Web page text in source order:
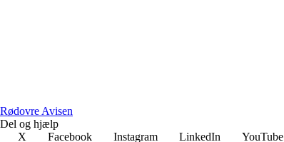
Rødovre Avisen
Del og hjælp
X
Facebook Instagram LinkedIn YouTube